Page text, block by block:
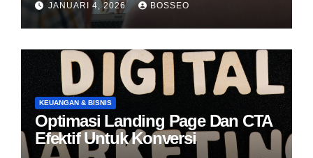
JANUARI 4, 2026 BOSSEO
KEUANGAN & BISNIS
Optimasi Landing Page Dan CTA
Efektif Untuk Konversi